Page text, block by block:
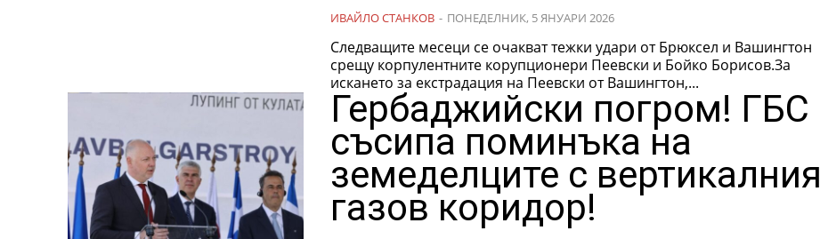
ИВАЙЛО СТАНКОВ - ПОНЕДЕЛНИК, 5 ЯНУАРИ 2026
Следващите месеци се очакват тежки удари от Брюксел и Вашингтон
срещу корпулентните корупционери Пеевски и Бойко Борисов.За
искането за екстрадация на Пеевски от Вашингтон,...
Гербаджийски погром! ГБС
съсипа поминъка на
земеделците с вертикалния
газов коридор!